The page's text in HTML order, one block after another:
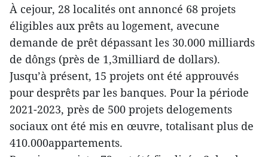
À cejour, 28 localités ont annoncé 68 projets
éligibles aux prêts au logement, avecune
demande de prêt dépassant les 30.000 milliards
de dôngs (près de 1,3milliard de dollars).
Jusqu’à présent, 15 projets ont été approuvés
pour desprêts par les banques. Pour la période
2021-2023, près de 500 projets delogements
sociaux ont été mis en œuvre, totalisant plus de
410.000appartements.